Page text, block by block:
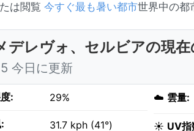
は閲覧 今すぐ最も暑い都市世界中の都
デレヴォ、セルビアの現在
今日に更新
: 29%
31.7 kph (41°)
☁️ 雲量:
☀️ UV指